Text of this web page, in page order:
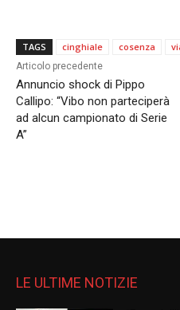
TAGS cinghiale cosenza
Articolo precedente
Annuncio shock di Pippo
Callipo: “Vibo non parteciperà
ad alcun campionato di Serie
A”
LE ULTIME NOTIZIE